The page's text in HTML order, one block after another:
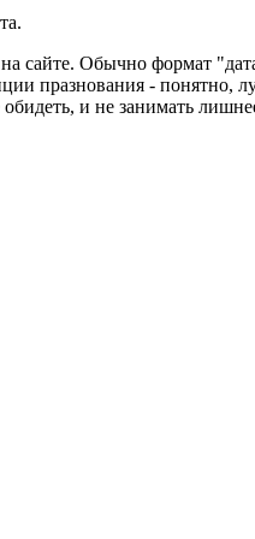
сайте. Обычно формат
празнования -
и не занимать